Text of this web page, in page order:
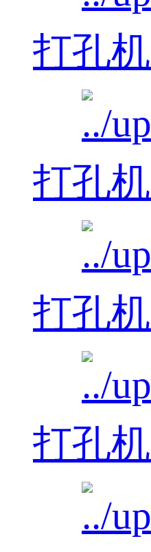
打孔
打孔
打孔
打孔